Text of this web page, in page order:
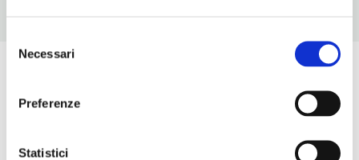
delNecessari
Preferenze
Statistici